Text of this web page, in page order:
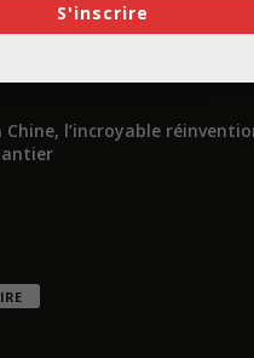
Transformer plutôt que
regarder en arrière...
Chine, l’incroyable
S'inscrire